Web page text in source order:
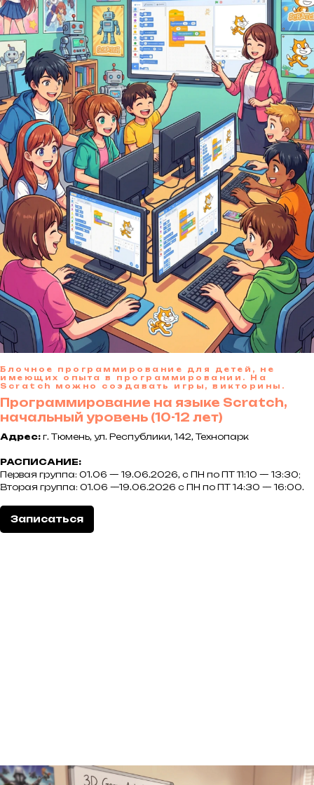
Блочное программирование для детей, не
имеющих опыта в программировании. На
Scratch можно создавать игры, викторины.
Программирование на языке Scratch,
начальный уровень (10-12 лет)
Адрес: г. Тюмень, ул. Республики, 142, Технопарк
РАСПИСАНИЕ:
Первая группа: 01.06 — 19.06.2026, с ПН по ПТ 11:10 — 13:30;
Вторая группа: 01.06 —19.06.2026 с ПН по ПТ 14:30 — 16:00.
Записаться